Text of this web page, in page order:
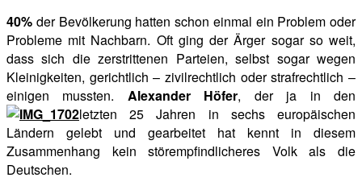
40% der Bevölkerung hatten schon einmal ein Problem oder
Probleme mit Nachbarn. Oft ging der Ärger sogar so weit,
dass sich die zerstrittenen Parteien, selbst sogar wegen
Kleinigkeiten, gerichtlich – zivilrechtlich oder strafrechtlich –
einigen mussten. Alexander Höfer, der ja in den
letzten 25 Jahren in sechs europäischen
Ländern gelebt und gearbeitet hat kennt in diesem
Zusammenhang kein störempfindlicheres Volk als die
Deutschen.